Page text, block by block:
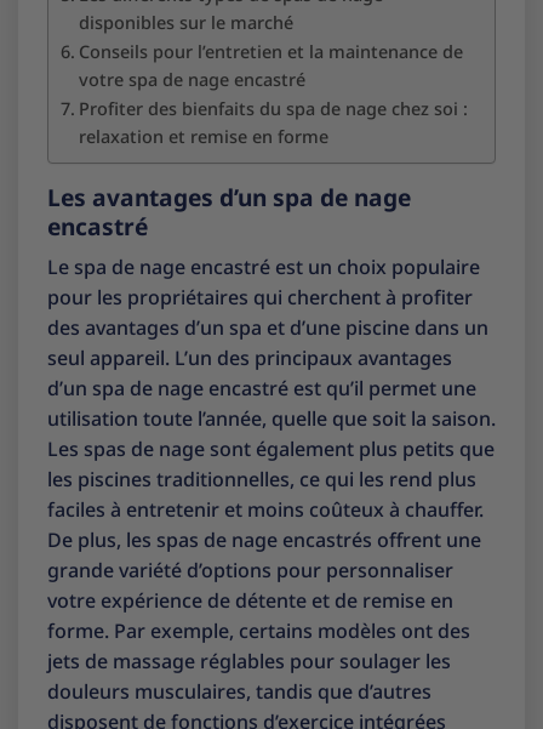
disponibles sur le marché
Conseils pour l’entretien et la maintenance de
votre spa de nage encastré
Profiter des bienfaits du spa de nage chez soi :
relaxation et remise en forme
Les avantages d’un spa de nage
encastré
Le spa de nage encastré est un choix populaire
pour les propriétaires qui cherchent à profiter
des avantages d’un spa et d’une piscine dans un
seul appareil. L’un des principaux avantages
d’un spa de nage encastré est qu’il permet une
utilisation toute l’année, quelle que soit la saison.
Les spas de nage sont également plus petits que
les piscines traditionnelles, ce qui les rend plus
faciles à entretenir et moins coûteux à chauffer.
De plus, les spas de nage encastrés offrent une
grande variété d’options pour personnaliser
votre expérience de détente et de remise en
forme. Par exemple, certains modèles ont des
jets de massage réglables pour soulager les
douleurs musculaires, tandis que d’autres
disposent de fonctions d’exercice intégrées